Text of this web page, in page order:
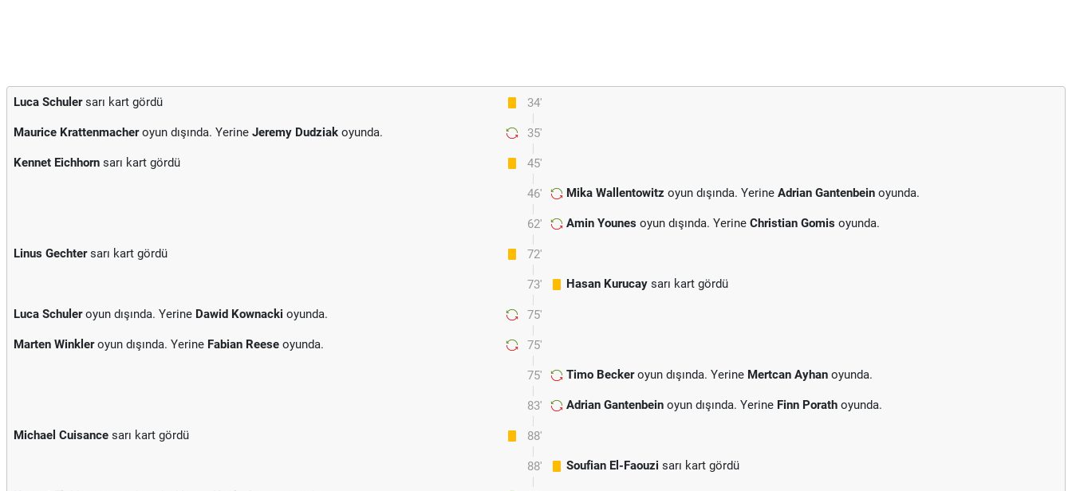
34'
Luca Schulersarı kart gördü
35'
Maurice Krattenmacheroyun dışında. Yerine Jeremy Dudziak oyunda.
45'
Kennet Eichhorn sarı kart gördü
46' Mika Wallentowitz oyun dışında. Yerine Adrian Gantenbein oyunda.
62' Amin Younes oyun dışında. Yerine Christian Gomis oyunda.
72'
Linus Gechtersarı kart gördü
73' Hasan Kurucay sarı kart gördü
75'
Luca Schuleroyun dışında. Yerine Dawid Kownacki oyunda.
75'
Marten Winkleroyun dışında. Yerine Fabian Reese oyunda.
75' Timo Beckeroyun dışında. Yerine Mertcan Ayhan oyunda.
83' Adrian Gantenbein oyun dışında. Yerine Finn Porath oyunda.
88'
Michael Cuisance sarı kart gördü
88' Soufian El-Faouzi sarı kart gördü